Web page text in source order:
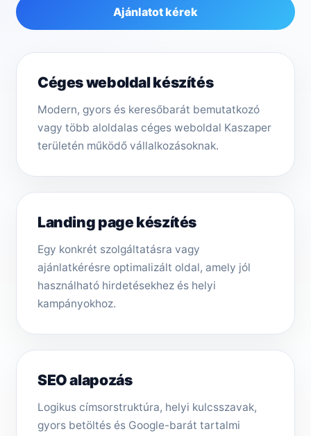
Ajánlatot kérek
Céges weboldal készítés
Modern, gyors és keresőbarát bemutatkozó
vagy több aloldalas céges weboldal Kaszaper
területén működő vállalkozásoknak.
Landing page készítés
Egy konkrét szolgáltatásra vagy
ajánlatkérésre optimalizált oldal, amely jól
használható hirdetésekhez és helyi
kampányokhoz.
SEO alapozás
Logikus címsorstruktúra, helyi kulcsszavak,
gyors betöltés és Google-barát tartalmi